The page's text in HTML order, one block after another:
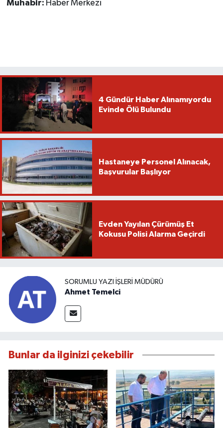
Muhabir: Haber Merkezi
4 Gündür Haber Alınamıyordu
Evinde Ölü Bulundu
Hastaneye Personel Alınacak,
Başvurular Başlıyor
Evden Yayılan Çürümüş Et
Kokusu Polisi Alarma Geçirdi
SORUMLU YAZI İŞLERI MÜDÜRÜ
Ahmet Temelci
Bunlar da ilginizi çekebilir